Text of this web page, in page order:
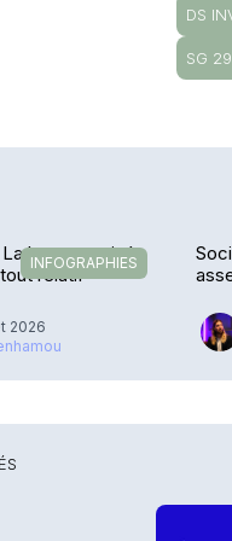
DS
SG
INFOGRAPHIES
banque privée
relatif
2026